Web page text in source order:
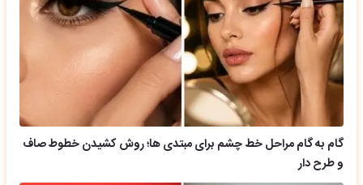
گام به گام مراحل خط چشم برای مبتدی ها؛ روش کشیدن خطوط صاف
و طرح دار